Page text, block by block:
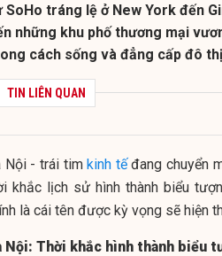
SoHo tráng lệ ở New York đến
những khu phố thương mại
cách sống và đẳng cấp đô
TIN LIÊN QUAN
Nội - trái timkinh tếđang chuyển
khắc lịch sử hình thành biểu
là cái tên được kỳ vọng sẽ hiện
Nội: Thời khắc hình thành biểu